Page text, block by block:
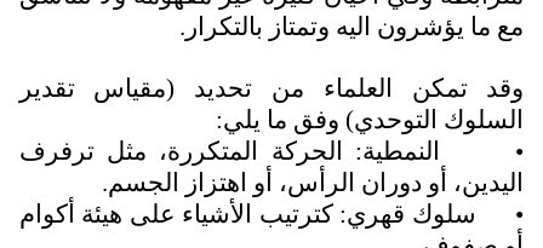
مع ما يؤشرون اليه وتمتاز بالتكرار.
وقد تمكن العلماء من تحديد (مقياس تقدير
السلوك التوحدي) وفق ما يلي:
•
النمطية: الحركة المتكررة، مثل ترفرف
اليدين، أو دوران الرأس، أو اهتزاز الجسم.
•
سلوك قهري: كترتيب الأشياء على هيئة أكوام